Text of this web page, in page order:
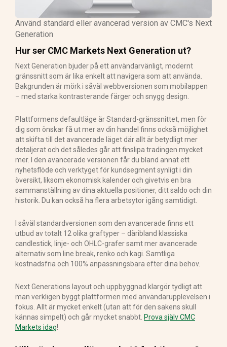
Använd standard eller avancerad version av CMC's Next
Generation
Hur ser CMC Markets Next Generation ut?
Next Generation bjuder på ett användarvänligt, modernt
gränssnitt som är lika enkelt att navigera som att använda.
Bakgrunden är mörk i såväl webbversionen som mobilappen
– med starka kontrasterande färger och snygg design.
Plattformens defaultläge är Standard-gränssnittet, men för
dig som önskar få ut mer av din handel finns också möjlighet
att skifta till det avancerade läget där allt är betydligt mer
detaljerat och det således går att finslipa tradingen mycket
mer. I den avancerade versionen får du bland annat ett
nyhetsflöde och verktyget för kundsegment synligt i din
översikt, liksom ekonomisk kalender och givetvis en bra
sammanställning av dina aktuella positioner, ditt saldo och din
historik. Du kan också ha flera arbetsytor igång samtidigt.
I såväl standardversionen som den avancerade finns ett
utbud av totalt 12 olika graftyper – däribland klassiska
candlestick, linje- och OHLC-grafer samt mer avancerade
alternativ som line break, renko och kagi. Samtliga
kostnadsfria och 100% anpassningsbara efter dina behov.
Next Generations layout och uppbyggnad klargör tydligt att
man verkligen byggt plattformen med användarupplevelsen i
fokus. Allt är mycket enkelt (utan att för den sakens skull
kännas simpelt) och går mycket snabbt. Prova själv CMC
Markets idag!